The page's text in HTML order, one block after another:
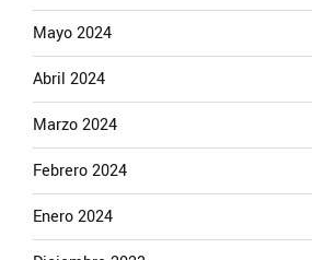
Mayo 2024
Abril 2024
Marzo 2024
Febrero 2024
Enero 2024